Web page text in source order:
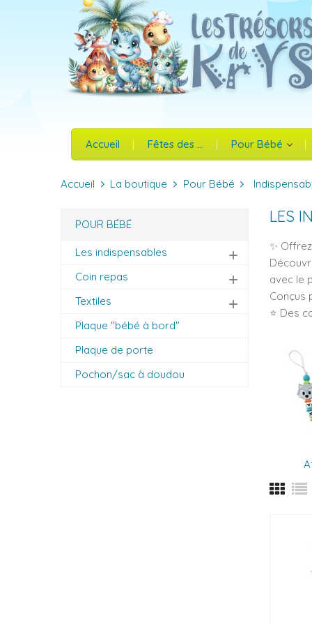
Accueil Fêtes des ... Pour Bébé
Accueil La boutique Pour Bébé
POUR BÉBÉ
Les indispensables add
Coin repas add
Textiles add
Plaque "bébé à bord"
Plaque de porte
Pochon/sac à doudou
LES
✨
avec le
Conçus
⭐ Des